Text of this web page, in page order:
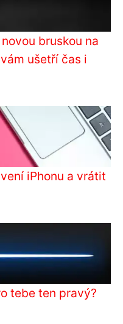
bruskou na
ušetří čas i
iPhonu a vrátit
tebe ten pravý?